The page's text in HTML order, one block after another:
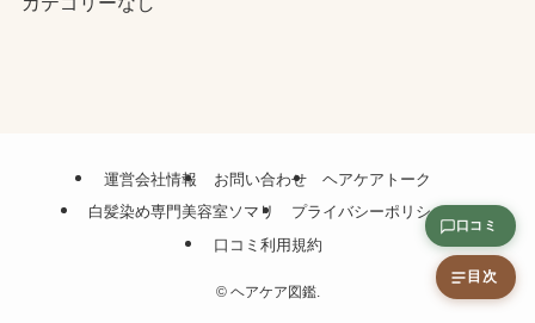
運営会社情報 お問い合わせ
ヘアケアトーク
白髪染め専門美容室ソマリ
プライバシーポリシー
口コミ利用規約
©ヘアケア図鑑.
口コミ
目次